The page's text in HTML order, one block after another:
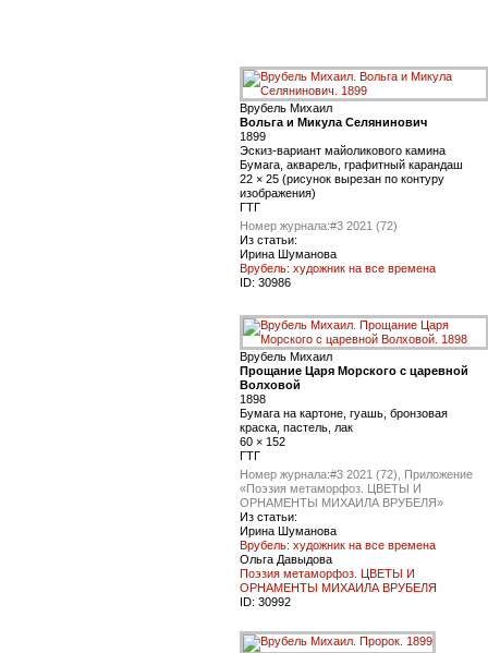
Врубель Михаил
Вольга и Микула Селянинович
1899
Эскиз-вариант майоликового камина
Бумага, акварель, графитный карандаш
22 × 25 (рисунок вырезан по контуру
изображения)
ГТГ
Номер журнала:#3 2021 (72)
Из статьи:
Ирина Шуманова
Врубель: художник на все времена
ID: 30986
Врубель Михаил
Прощание Царя Морского с царевной
Волховой
1898
Бумага на картоне, гуашь, бронзовая
краска, пастель, лак
60 × 152
ГТГ
Номер журнала:#3 2021 (72), Приложение
«Поэзия метаморфоз. ЦВЕТЫ И
ОРНАМЕНТЫ МИХАИЛА ВРУБЕЛЯ»
Из статьи:
Ирина Шуманова
Врубель: художник на все времена
Ольга Давыдова
Поэзия метаморфоз. ЦВЕТЫ И
ОРНАМЕНТЫ МИХАИЛА ВРУБЕЛЯ
ID: 30992